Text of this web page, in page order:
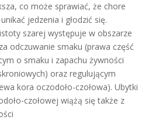
co może sprawiać, że chore
jedzenia i głodzić się.
szarej występuje w obszarze
odczuwanie smaku (prawa część
o smaku i zapachu żywności
oraz regulującym
kora oczodoło-czołowa). Ubytki
czołowej wiążą się także z